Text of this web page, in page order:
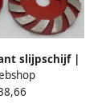
slijpschijf |
beton
hardsteen